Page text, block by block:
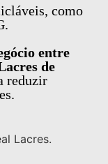
como
entre
de
reduzir